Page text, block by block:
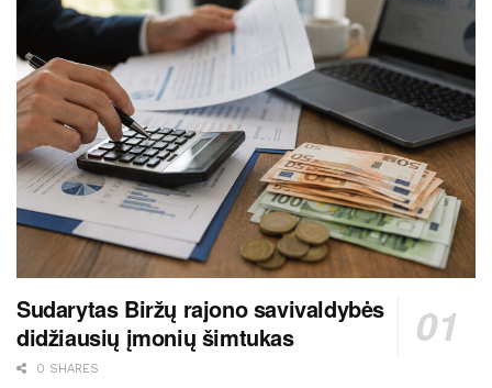
Sudarytas Biržų rajono savivaldybės
didžiausių įmonių šimtukas
0 SHARES